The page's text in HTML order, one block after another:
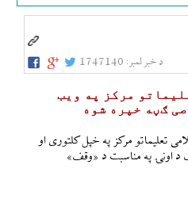
د خبر لمبر: 1747140
مركز په ويب
ګڼه خپره شوه
تعليماتو مركز په خپل كلتوری او
اونۍ په مناسبت د «وقف»